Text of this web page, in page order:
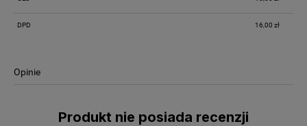
DPD 16,00 zł
Opinie
Produkt nie posiada recenzji